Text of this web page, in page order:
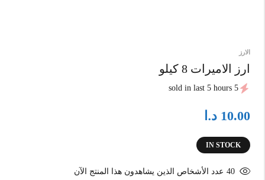
الارز
ارز الاميرات 8 كيلو
5 sold in last 5 hours
10.00 د.ا
IN STOCK
40 عدد الأشخاص الذين يشاهدون هذا المنتج الآن